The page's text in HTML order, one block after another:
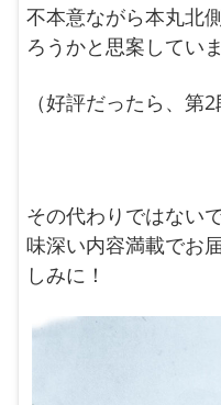
不本意ながら本丸北
ろうかと思案していま
（好評だったら、第
その代わりではない
味深い内容満載でお
しみに！